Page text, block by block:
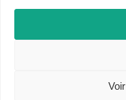
Association des
+
BP